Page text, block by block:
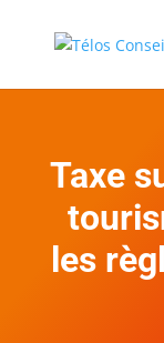
Taxe
les